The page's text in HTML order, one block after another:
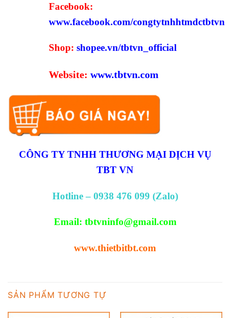
Facebook:
www.facebook.com/congtytnhhtmdctbtvn
Shop: shopee.vn/tbtvn_official
Website: www.tbtvn.com
CÔNG TY TNHH THƯƠNG MẠI DỊCH VỤ
TBT VN
Hotline – 0938 476 099 (Zalo)
Email: tbtvninfo@gmail.com
www.thietbitbt.com
SẢN PHẨM TƯƠNG TỰ